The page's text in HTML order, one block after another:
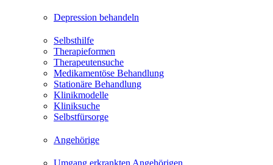
Depression behandeln
Selbsthilfe
Therapieformen
Therapeutensuche
Medikamentöse Behandlung
Stationäre Behandlung
Klinikmodelle
Kliniksuche
Selbstfürsorge
Angehörige
Umgang erkrankten Angehörigen